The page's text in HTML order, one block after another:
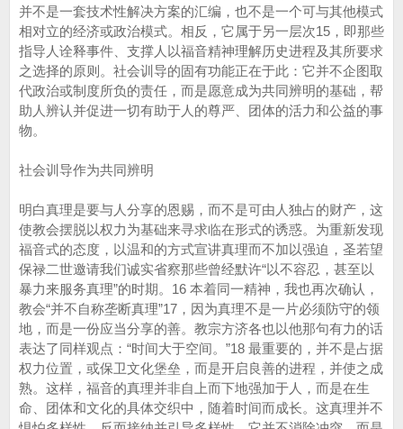
并不是一套技术性解决方案的汇编，也不是一个可与其他模式
相对立的经济或政治模式。相反，它属于另一层次15，即那些
指导人诠释事件、支撑人以福音精神理解历史进程及其所要求
之选择的原则。社会训导的固有功能正在于此：它并不企图取
代政治或制度所负的责任，而是愿意成为共同辨明的基础，帮
助人辨认并促进一切有助于人的尊严、团体的活力和公益的事
物。
社会训导作为共同辨明
明白真理是要与人分享的恩赐，而不是可由人独占的财产，这
使教会摆脱以权力为基础来寻求临在形式的诱惑。为重新发现
福音式的态度，以温和的方式宣讲真理而不加以强迫，圣若望
保禄二世邀请我们诚实省察那些曾经默许“以不容忍，甚至以
暴力来服务真理”的时期。16 本着同一精神，我也再次确认，
教会“并不自称垄断真理”17，因为真理不是一片必须防守的领
地，而是一份应当分享的善。教宗方济各也以他那句有力的话
表达了同样观点：“时间大于空间。”18 最重要的，并不是占据
权力位置，或保卫文化堡垒，而是开启良善的进程，并使之成
熟。这样，福音的真理并非自上而下地强加于人，而是在生
命、团体和文化的具体交织中，随着时间而成长。这真理并不